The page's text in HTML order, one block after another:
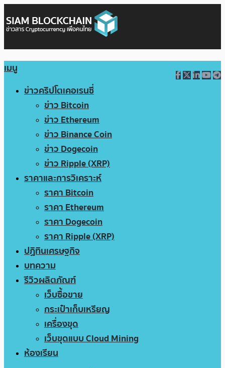
เมนู
ข่าวคริปโตเคอเรนซี่
ข่าว Bitcoin
ข่าว Ethereum
ข่าว Binance Coin
ข่าว Dogecoin
ข่าว Ripple (XRP)
ราคาและการวิเคราะห์
ราคา Bitcoin
ราคา Ethereum
ราคา Dogecoin
ราคา Ripple (XRP)
ปฏิทินเศรษฐกิจ
บทความ
รีวิวผลิตภัณฑ์
เว็บซื้อขาย
กระเป๋าเก็บเหรียญ
เครื่องขุด
เว็บขุดแบบ Cloud Mining
ห้องเรียน